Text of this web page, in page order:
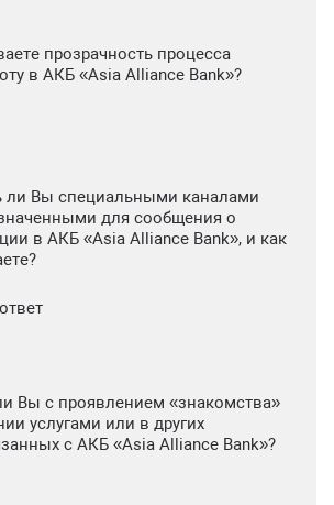
прозрачность процесса
в АКБ «Asia Alliance Bank»?
ли Вы специальными каналами
для сообщения о
в АКБ «Asia Alliance Bank», и как
Вы с проявлением «знакомства»
услугами или в других
с АКБ «Asia Alliance Bank»?